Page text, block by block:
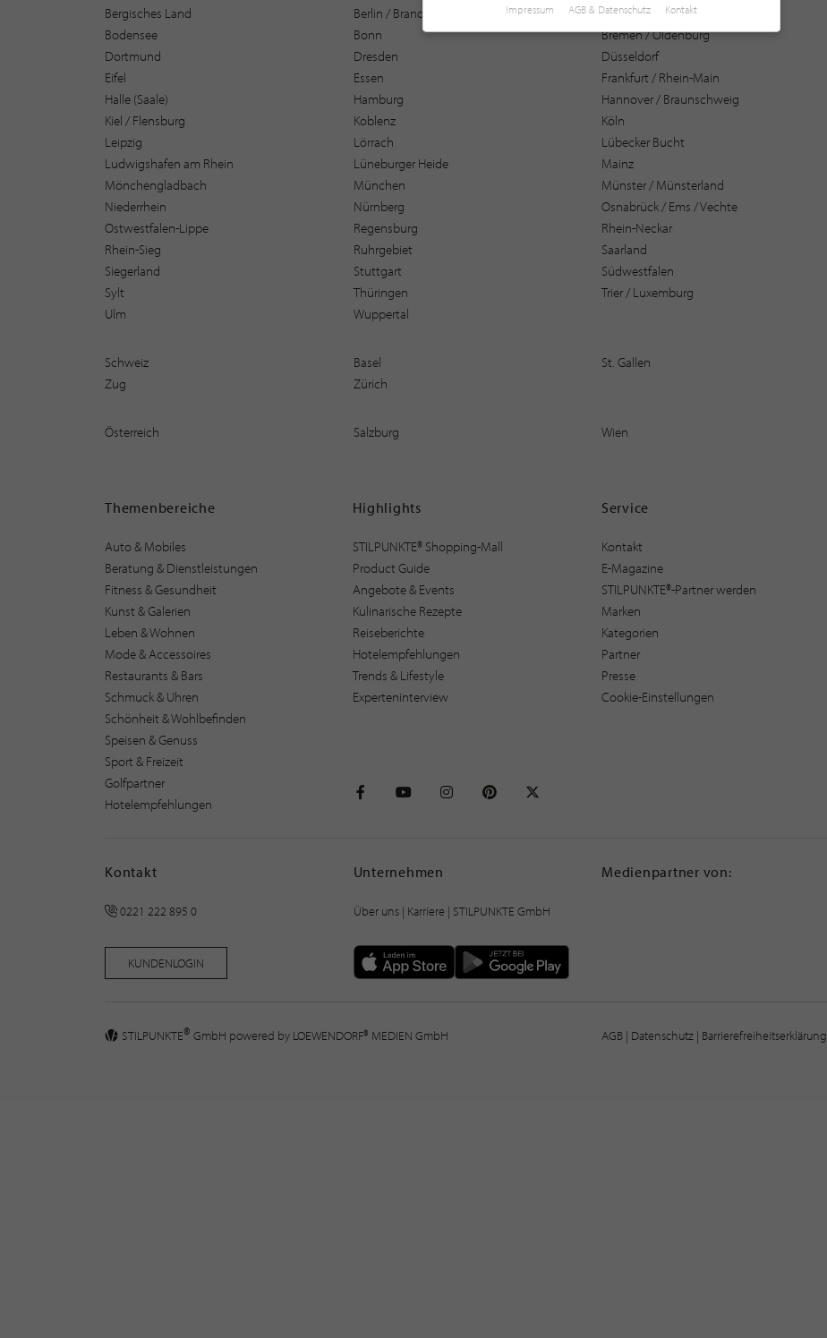
Bergisches Land
Berlin / Brandenburg
Bochum
Bodensee
Bonn
Bremen / Oldenburg
Dortmund
Dresden
Düsseldorf
Eifel
Essen
Frankfurt / Rhein-Main
Halle (Saale)
Hamburg
Hannover / Braunschweig
Kiel / Flensburg
Koblenz
Köln
Leipzig
Lörrach
Lübecker Bucht
Ludwigshafen am Rhein
Lüneburger Heide
Mainz
Mönchengladbach
München
Münster / Münsterland
Niederrhein
Nürnberg
Osnabrück / Ems / Vechte
Ostwestfalen-Lippe
Regensburg
Rhein-Neckar
Rhein-Sieg
Ruhrgebiet
Saarland
Siegerland
Stuttgart
Südwestfalen
Sylt
Thüringen
Trier / Luxemburg
Ulm
Wuppertal
Schweiz Basel
St. Gallen
Zug
Zürich
Österreich Salzburg Wien
Themenbereiche
Auto & Mobiles
Beratung & Dienstleistungen
Fitness & Gesundheit
Kunst & Galerien
Leben & Wohnen
Mode & Accessoires
Restaurants & Bars
Schmuck & Uhren
Schönheit & Wohlbefinden
Speisen & Genuss
Sport & Freizeit
Golfpartner
Hotelempfehlungen
Highlights
STILPUNKTE® Shopping-Mall
Product Guide
Angebote & Events
Kulinarische Rezepte
Reiseberichte
Hotelempfehlungen
Trends & Lifestyle
Experteninterview
Service
Kontakt
E-Magazine
STILPUNKTE®-Partner werden
Marken
Kategorien
Partner
Presse
Cookie-Einstellungen
Kontakt
0221 222 895 0
KUNDENLOGIN
Unternehmen
Über uns| Karriere | STILPUNKTE GmbH
Medienpartner von:
STILPUNKTE® GmbH powered by LOEWENDORF® MEDIEN GmbH AGB | Datenschutz | Barrierefreiheitserklärung
Impressum AGB & Datenschutz Kontakt